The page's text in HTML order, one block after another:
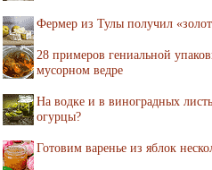
Фермер из Тулы получил
28 примеров гениальной
мусорном ведре
На водке и в виноградных
огурцы?
Готовим варенье из яблок